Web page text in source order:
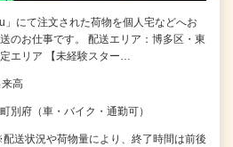
」にて注文された荷物を個人宅などへお
のお仕事です。 配送エリア：博多区・東
エリア 【未経験スター…
高
別府（車・バイク・通勤可）
送状況や荷物量により、終了時間は前後